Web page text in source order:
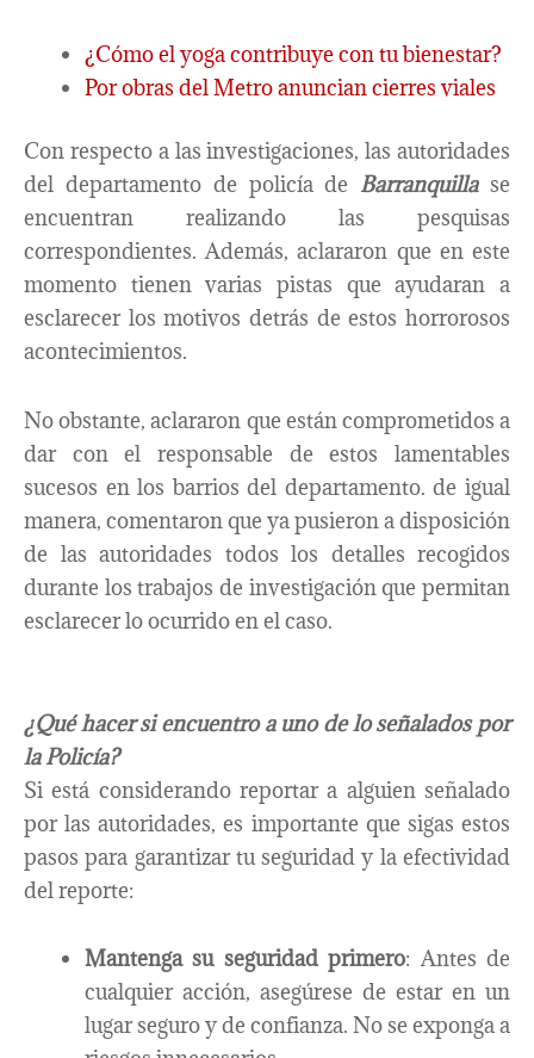
¿Cómo el yoga contribuye con tu bienestar?
Por obras del Metro anuncian cierres viales
Con respecto a las investigaciones, las autoridades
del departamento de policía de Barranquillase
encuentran realizando las pesquisas
correspondientes. Además, aclararon que en este
momento tienen varias pistas que ayudaran a
esclarecer los motivos detrás de estos horrorosos
acontecimientos.
No obstante, aclararon que están comprometidos a
dar con el responsable de estos lamentables
sucesos en los barrios del departamento. de igual
manera, comentaron que ya pusieron a disposición
de las autoridades todos los detalles recogidos
durante los trabajos de investigación que permitan
esclarecer lo ocurrido en el caso.
¿Qué hacer si encuentro a uno de lo señalados por
la Policía?
Si está considerando reportar a alguien señalado
por las autoridades, es importante que sigas estos
pasos para garantizar tu seguridad y la efectividad
del reporte:
Mantenga su seguridad primero: Antes de
cualquier acción, asegúrese de estar en un
lugar seguro y de confianza. No se exponga a